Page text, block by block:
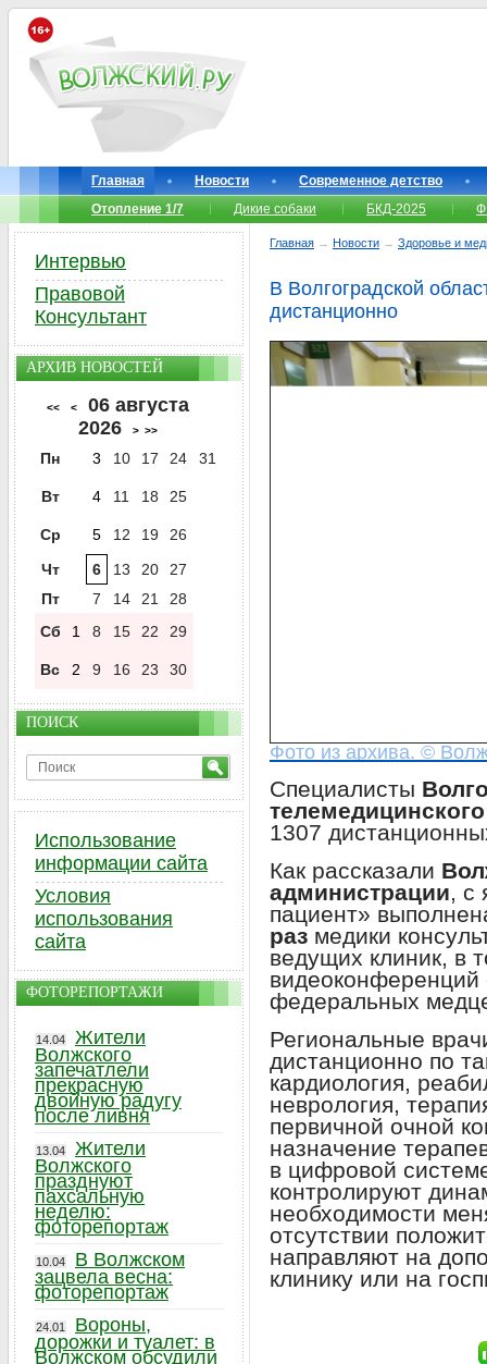
Главная Новости
Современное детство
Отопление 1/7
Дикие собаки БКД-2025
Главная → Новости → Здоровье и
В Волгоградской
дистанционно
Фото из архива. ©
Специалисты
1307
Как рассказали
администрации, с
пациент»
раз медики
ведущих клиник, в
федеральных
Региональные
дистанционно по
кардиология,
неврология,
первичной очной
назначение
в цифровой
контролируют
необходимости
отсутствии
направляют на
клинику или на
Интервью
Правовой
Консультант
АРХИВ НОВОСТЕЙ
<< <
06 августа
2026
> >>
Пн 3 10 17 24 31
Вт 4 11 18 25
Ср 5 12 19
26
Чт
6 13 20
27
Пт
7 14 21
28
Сб
1 8 15 22 29
Вс 2 9 16 23 30
ПОИСК
Использование
информации сайта
Условия
использования
сайта
ФОТОРЕПОРТАЖИ
14.04
Жители
Волжского
запечатлели
прекрасную
двойную радугу
после ливня
13.04
Жители
Волжского
празднуют
пахсальную
неделю:
фоторепортаж
10.04
В Волжском
зацвела весна:
фоторепортаж
24.01
Вороны,
дорожки и туалет: в
Волжском обсудили